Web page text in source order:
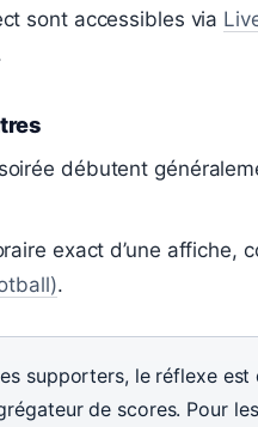
sont accessibles via
débutent
exact d’une affiche,
.
supporters, le réflexe
de scores. Pour